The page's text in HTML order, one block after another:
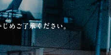
めご了承ください。